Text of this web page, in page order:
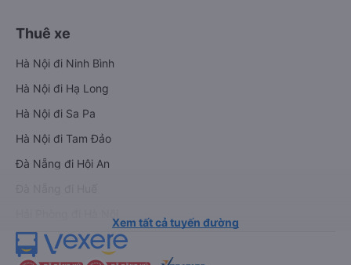
Thuê xe
Hà Nội đi Ninh Bình
Hà Nội đi Hạ Long
Hà Nội đi Sa Pa
Hà Nội đi Tam Đảo
Đà Nẵng đi Hội An
Xem tất cả tuyến đường